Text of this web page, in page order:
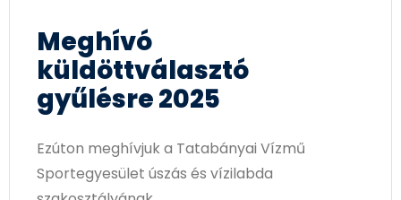
Meghívó
küldöttválasztó
gyűlésre 2025
Ezúton meghívjuk a Tatabányai Vízmű
Sportegyesület úszás és vízilabda